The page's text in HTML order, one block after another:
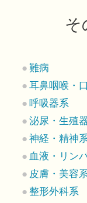
そ
難病
耳鼻咽喉・
呼吸器系
泌尿・生殖
神経・精神
血液・リン
皮膚・美容
整形外科系